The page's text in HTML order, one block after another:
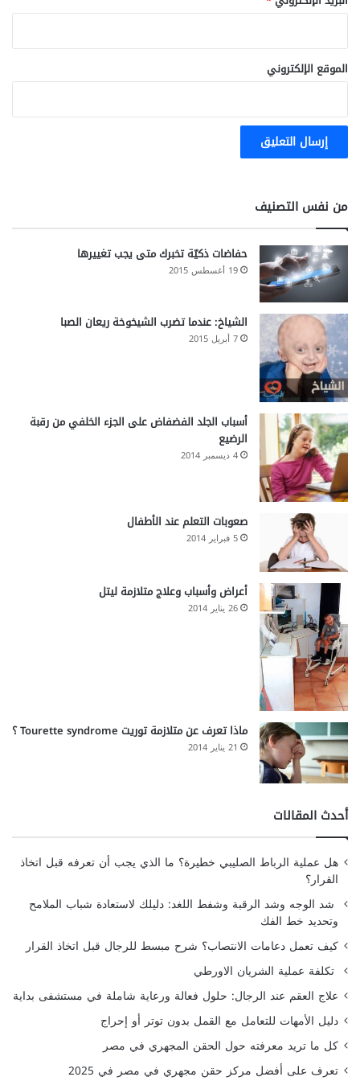
ى
ل
أ
ط
ا
ت
الموقع الإلكتروني
من نفس التصنيف
حفاضات ذكيّة تخبرك متى يجب تغييرها
19 أغسطس 2015
الشياخ: عندما تضرب الشيخوخة ريعان الصبا
7 أبريل 2015
أسباب الجلد الفضفاض على الجزء الخلفي من رقبة
الرضيع
4 ديسمبر 2014
صعوبات التعلم عند الأطفال
5 فبراير 2014
أعراض وأسباب وعلاج متلازمة ليتل
26 يناير 2014
ماذا تعرف عن متلازمة توريت Tourette syndrome ؟
21 يناير 2014
أحدث المقالات
هل عملية الرباط الصليبي خطيرة؟ ما الذي يجب أن تعرفه قبل اتخاذ
القرار؟
شد الوجه وشد الرقبة وشفط اللغد: دليلك لاستعادة شباب الملامح
وتحديد خط الفك
كيف تعمل دعامات الانتصاب؟ شرح مبسط للرجال قبل اتخاذ القرار
تكلفة عملية الشريان الاورطي
علاج العقم عند الرجال: حلول فعالة ورعاية شاملة في مستشفى بداية
دليل الأمهات للتعامل مع القمل بدون توتر أو إحراج
كل ما تريد معرفته حول الحقن المجهري في مصر
تعرف على أفضل مركز حقن مجهري في مصر في 2025